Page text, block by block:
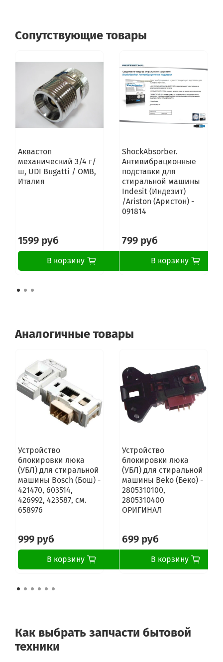
Сопутствующие товары
Аквастоп
механический 3/4 г/
ш, UDI Bugatti / OMB,
Италия
1599 руб
В корзину
ShockAbsorber.
Антивибрационные
подставки для
стиральной машины
Indesit (Индезит)
/Ariston (Аристон) -
091814
799 руб
В корзину
Аналогичные товары
Устройство
блокировки люка
(УБЛ) для стиральной
машины Bosch (Бош) -
421470, 603514,
426992, 423587, см.
658976
999 руб
В корзину
Устройство
блокировки люка
(УБЛ) для стиральной
машины Beko (Беко) -
2805310100,
2805310400
ОРИГИНАЛ
699 руб
В корзину
Как выбрать запчасти бытовой
техники